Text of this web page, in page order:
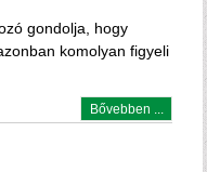
gondolja, hogy
komolyan figyeli
Bővebben ...